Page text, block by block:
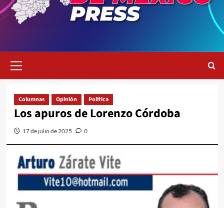
primario
Columnas Opinión Política
Los apuros de Lorenzo Córdoba
17 de julio de 2025 0